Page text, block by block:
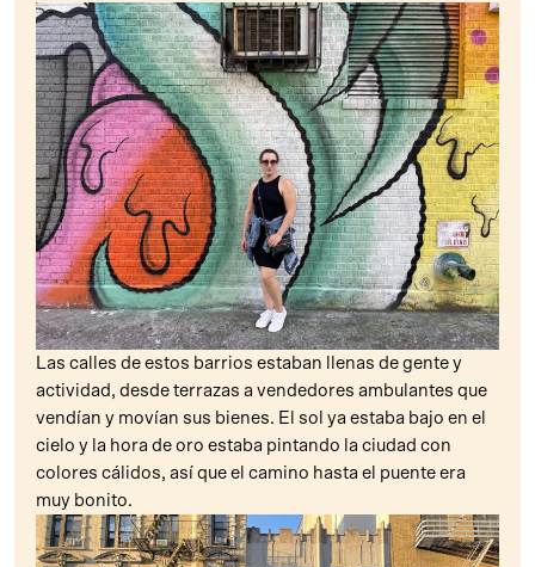
Las calles de estos barrios estaban llenas de gente y
actividad, desde terrazas a vendedores ambulantes que
vendían y movían sus bienes. El sol ya estaba bajo en el
cielo y la hora de oro estaba pintando la ciudad con
colores cálidos, así que el camino hasta el puente era
muy bonito.